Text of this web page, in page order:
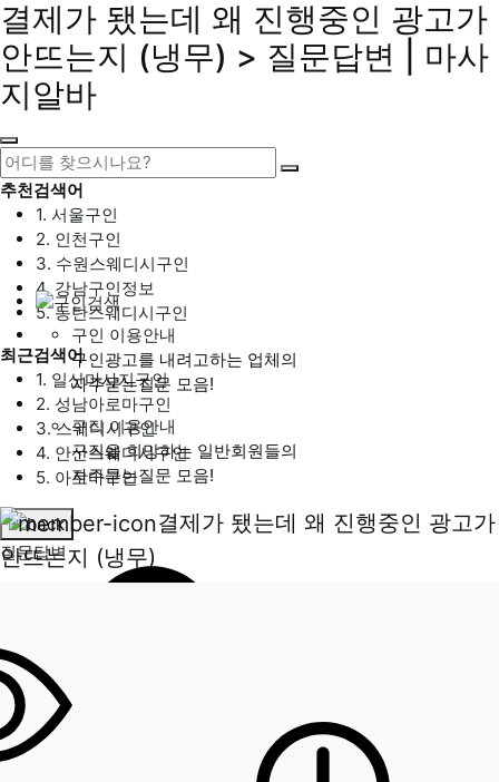
결제가 됐는데 왜 진행중인 광고가
안뜨는지 (냉무) > 질문답변 | 마사
지알바
추천검색어
1. 서울구인
2. 인천구인
3. 수원스웨디시구인
4. 강남구인정보
5. 동탄스웨디시구인
최근검색어
1. 일산마사지구인
2. 성남아로마구인
3. 스웨디시구인
4. 안산스웨디시구인
5. 아로마구인
질문답변
구인 이용안내
구인광고를 내려고하는 업체의
자주묻는질문 모음!
구직 이용안내
구직을 희망하는 일반회원들의
자주묻는질문 모음!
결제가 됐는데 왜 진행중인 광고가
안뜨는지 (냉무)